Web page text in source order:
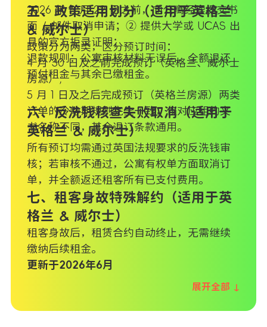
2026 年 8 月 22 日之前，向公寓经理提交书
面 / 邮件取消申请；② 提供大学或 UCAS 出
具的官方拒录证明；
退款规则：公寓审核材料无误后，全额退还
预付租金与其余已缴租金。
五、政策适用划分（适用于英格兰
& 威尔士）
政策分为两类，区分预订时间：
4 月 30 日及之前完成预订（英格兰、威尔士
房源）;
5 月 1 日及之后完成预订（英格兰房源）两类
订单的冷静期规则完全一致，仅对应租约文
书名称不同，其余退订条款通用。
六、反洗钱核查失败取消（适用于
英格兰 & 威尔士）
所有预订均需通过英国法规要求的反洗钱审
核；若审核不通过，公寓有权单方面取消订
单，并全额返还租客所有已支付费用。
七、租客身故特殊解约（适用于英
格兰 & 威尔士）
租客身故后，租赁合约自动终止，无需继续
缴纳后续租金。
更新于2026年6月
展开全部 ↓